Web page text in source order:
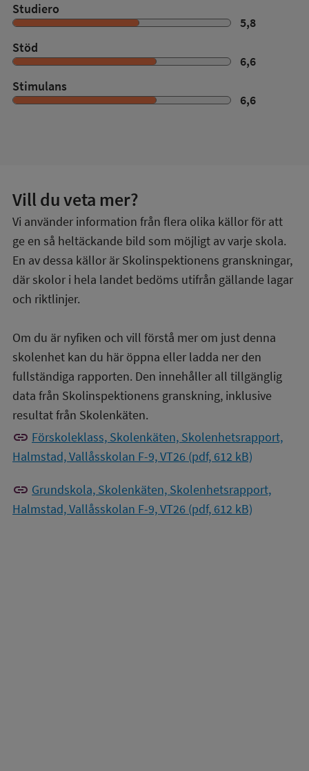
Studiero
5,8
Stöd
6,6
Stimulans
6,6
Vill du veta mer?
Vi använder information från flera olika källor för att
ge en så heltäckande bild som möjligt av varje skola.
En av dessa källor är Skolinspektionens granskningar,
där skolor i hela landet bedöms utifrån gällande lagar
och riktlinjer.
Om du är nyfiken och vill förstå mer om just denna
skolenhet kan du här öppna eller ladda ner den
fullständiga rapporten. Den innehåller all tillgänglig
data från Skolinspektionens granskning, inklusive
resultat från Skolenkäten.
link Förskoleklass, Skolenkäten, Skolenhetsrapport,
Halmstad, Vallåsskolan F-9, VT26 (pdf, 612 kB)
link Grundskola, Skolenkäten, Skolenhetsrapport,
Halmstad, Vallåsskolan F-9, VT26 (pdf, 612 kB)